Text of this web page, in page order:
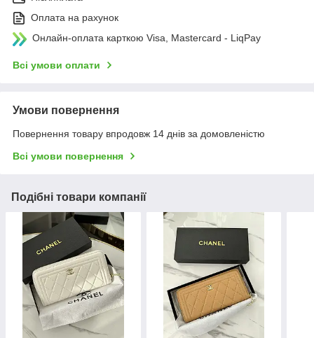
Оплата на рахунок
Онлайн-оплата карткою Visa, Mastercard - LiqPay
Всі умови оплати
Умови повернення
Повернення товару впродовж 14 днів за домовленістю
Всі умови повернення
Подібні товари компанії